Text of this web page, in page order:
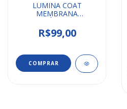
LUMINA COAT
MEMBRANA
CRITERIA
R$99,00